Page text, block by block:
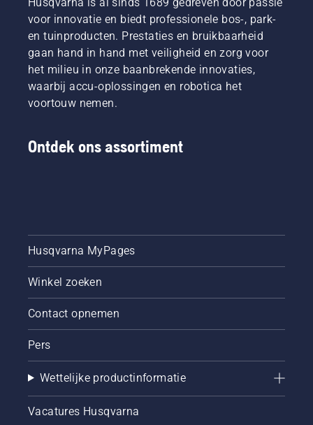
voor innovatie en biedt professionele bos-, park-
en tuinproducten. Prestaties en bruikbaarheid
gaan hand in hand met veiligheid en zorg voor
het milieu in onze baanbrekende innovaties,
waarbij accu-oplossingen en robotica het
voortouw nemen.
Ontdek ons assortiment
Husqvarna MyPages
Winkel zoeken
Contact opnemen
Pers
Wettelijke productinformatie
Vacatures Husqvarna